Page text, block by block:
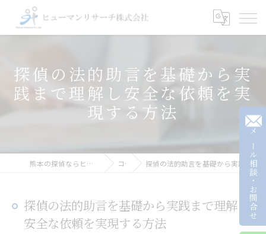
探偵の法的助言を基礎から実
践まで理解し安全な依頼を実
現する方法
熊本の探偵ならヒューマンリサーチ株式会社 コラム 探偵の法的助言を基礎から実践まで理解し安全な依頼を実現する方法
探偵の法的助言を基礎から実践まで理解し
安全な依頼を実現する方法
メール相談・お問合せ